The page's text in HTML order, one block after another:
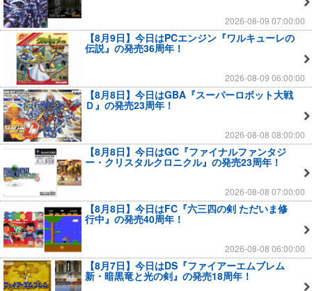
2026-08-09 07:00:00
【8月9日】今日はPCエンジン『ワルキューレの
伝説』の発売36周年！
2026-08-09 06:00:00
【8月8日】今日はGBA『スーパーロボット大戦
Ｄ』の発売23周年！
2026-08-08 08:00:00
【8月8日】今日はGC『ファイナルファンタジ
ー・クリスタルクロニクル』の発売23周年！
2026-08-08 07:00:00
【8月8日】今日はFC『六三四の剣 ただいま修
行中』の発売40周年！
2026-08-08 06:00:00
【8月7日】今日はDS『ファイアーエムブレム
新・暗黒竜と光の剣』の発売18周年！